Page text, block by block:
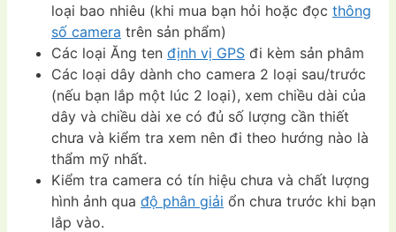
loại bao nhiêu (khi mua bạn hỏi hoặc đọc thông
số camera trên sản phẩm)
Các loại Ăng ten định vị GPS đi kèm sản phâm
Các loại dây dành cho camera 2 loại sau/trước
(nếu bạn lắp một lúc 2 loại), xem chiều dài của
dây và chiều dài xe có đủ số lượng cần thiết
chưa và kiểm tra xem nên đi theo hướng nào là
thẩm mỹ nhất.
Kiểm tra camera có tín hiệu chưa và chất lượng
hình ảnh qua độ phân giải ổn chưa trước khi bạn
lắp vào.